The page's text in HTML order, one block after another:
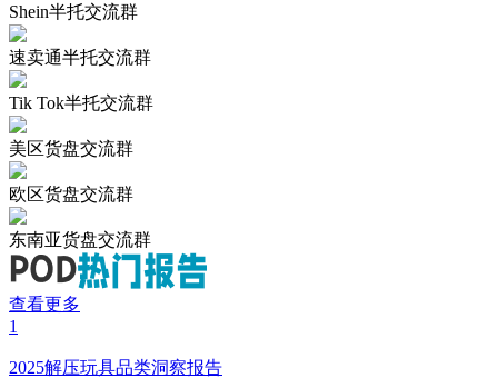
Shein半托交流群
速卖通半托交流群
Tik Tok半托交流群
美区货盘交流群
欧区货盘交流群
东南亚货盘交流群
查看更多
1
2025解压玩具品类洞察报告